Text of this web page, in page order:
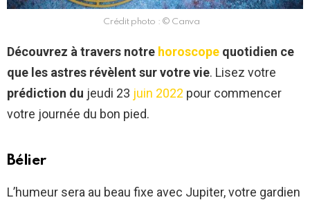
Crédit photo : © Canva
Découvrez à travers notre horoscope quotidien ce
que les astres révèlent sur votre vie. Lisez votre
prédiction du jeudi 23 juin 2022 pour commencer
votre journée du bon pied.
Bélier
L’humeur sera au beau fixe avec Jupiter, votre gardien